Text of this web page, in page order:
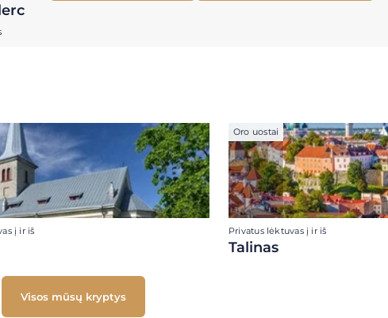
į ir iš
Oro uostai
Privatus lėktuvas į ir iš
Talinas
Visos mūsų kryptys